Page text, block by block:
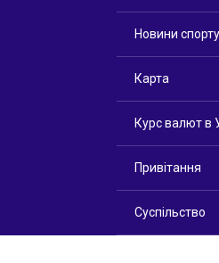
Новини спорту
Карта
Курс валют в
Привітання
Суспільство